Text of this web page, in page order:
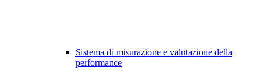
Sistema di misurazione e valutazione della
performance